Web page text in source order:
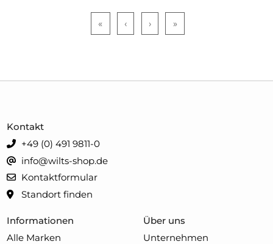
« ‹ › »
Informationen
Alle Marken
Über uns
Unternehmen
Kontakt
+49 (0) 491 9811-0
info@wilts-shop.de
Kontaktformular
Standort finden